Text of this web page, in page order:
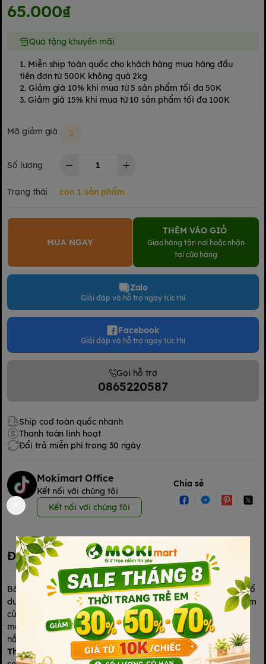
65.000₫
Quà tặng khuyến mãi
1. Miễn ship toàn quốc cho khách hàng mua hàng đầu
tiên đơn từ 500K không quá 2kg
2. Giảm giá 10% khi mua từ 5 sản phẩm tối đa 50K
3. Giảm giá 15% khi mua từ 10 sản phẩm tối đa 100K
Mã giảm giá
Số lượng
Trạng thái còn 1 sản phẩm
MUA NGAY
THÊM VÀO GIỎ
Giao hàng tận nơi hoặc nhận
tại cửa hàng
Zalo
Giải đáp và hỗ trợ ngay tức thì
Facebook
Giải đáp và hỗ trợ ngay tức thì
Gọi hỗ trợ
0865220587
Ship cod toàn quốc nhanh
Thanh toán linh hoạt
Đổi trả miễn phí trong 30 ngày
Mokimart Office
Kết nối với chúng tôi
Kết nối với chúng tôi
Chia sẻ
Đặc điểm nổi bật
Bánh ăn dặm Mămmy vị sữa chua 25g không chỉ là món ăn bổ
dưỡng mà còn là người bạn đồng hành trong quá trình ăn dặm
của bé. Với công thức an toàn, không chất bảo quản, không
màu nhân tạo, không muối, hỗ trợ bé phát triển kỹ năng cầm
nắm và tiêu hóa khỏe mạnh.
Thành phần
: 93% gạo nguyên chất, 4% đường, 3% Yogurt